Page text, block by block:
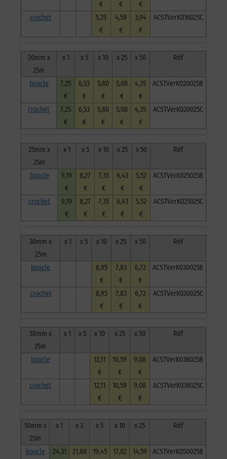
€
€
€
crochet
5,25
€
4,59
€
3,94
€
ACSTVerK016025C
20mm x
25m
x 1 x 5 x 10 x 25 x 50 Réf
boucle
7,25
€
6,53
€
5,80
€
5,08
€
4,35
€
ACSTVerK020025B
crochet
7,25
€
6,53
€
5,80
€
5,08
€
4,35
€
ACSTVerK020025C
25mm x
25m
x 1 x 5 x 10 x 25 x 50 Réf
boucle
9,19
€
8,27
€
7,35
€
6,43
€
5,52
€
ACSTVerK025025B
crochet
9,19
€
8,27
€
7,35
€
6,43
€
5,52
€
ACSTVerK025025C
30mm x
25m
x 1 x 5 x 10 x 25 x 50 Réf
boucle
8,95
€
7,83
€
6,72
€
ACSTVerK030025B
crochet
8,95
€
7,83
€
6,72
€
ACSTVerK030025C
38mm x
25m
x 1 x 5 x 10 x 25 x 50 Réf
boucle
12,11
€
10,59
€
9,08
€
ACSTVerK038025B
crochet
12,11
€
10,59
€
9,08
€
ACSTVerK038025C
50mm x
25m
x 1 x 3 x 5 x 10 x 25 Réf
boucle
24,31
21,88
19,45
17,02
14,59
ACSTVerK050025B